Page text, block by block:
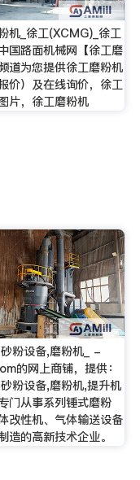
机_徐工(XCMG)_徐工
国路面机械网【徐工磨
道为您提供徐工磨粉机
价）及在线询价，徐工
片，徐工磨粉机
粉设备,磨粉机_ -
的网上商铺，提供：
粉设备,磨粉机,提升机
门从事系列锤式磨粉
改性机、气体输送设备
造的高新技术企业。